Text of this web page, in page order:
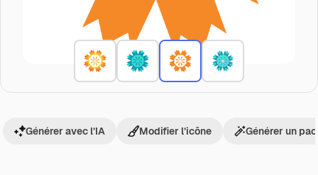
Générer avec l’IA Modifier l’icône Générer un